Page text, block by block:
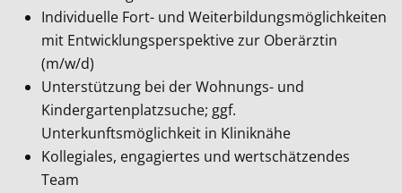
Individuelle Fort- und Weiterbildungsmöglichkeiten
mit Entwicklungsperspektive zur Oberärztin
(m/w/d)
Unterstützung bei der Wohnungs- und
Kindergartenplatzsuche; ggf.
Unterkunftsmöglichkeit in Kliniknähe
Kollegiales, engagiertes und wertschätzendes
Team